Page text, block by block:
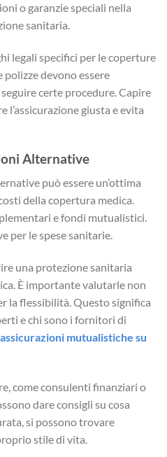
o garanzie speciali nella
sanitaria.
legali specifici per le coperture
polizze devono essere
certe procedure. Capire
l’assicurazione giusta e evita
Alternative
può essere un’ottima
della copertura medica.
e fondi mutualistici.
per le spese sanitarie.
una protezione sanitaria
È importante valutarle non
la flessibilità. Questo significa
e chi sono i fornitori di
mutualistiche su
come consulenti finanziari o
dare consigli su cosa
si possono trovare
stile di vita.